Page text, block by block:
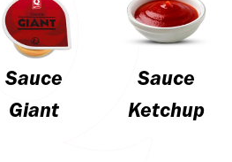
Sauce
Giant
Sauce
Ketchup